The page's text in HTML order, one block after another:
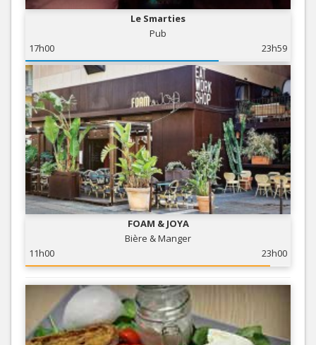
Le Smarties
Pub
17h00
23h59
FOAM & JOYA
Bière & Manger
11h00
23h00